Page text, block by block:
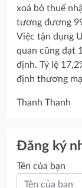
xoá bỏ thuế
tương đương
Việc tận dụng
quan cũng đạt
định. Tỷ lệ
định thương
Thanh Thanh
Đăng ký
Tên của bạn